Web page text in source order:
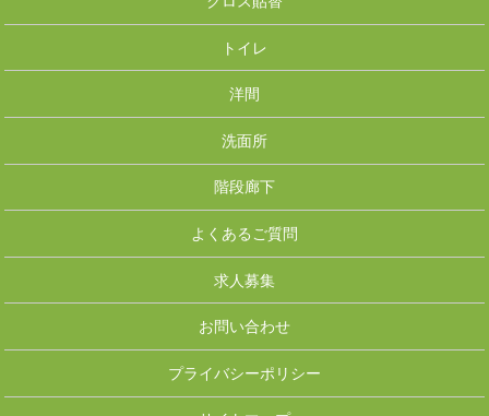
トイレ
洋間
洗面所
階段廊下
よくあるご質問
求人募集
お問い合わせ
プライバシーポリシー